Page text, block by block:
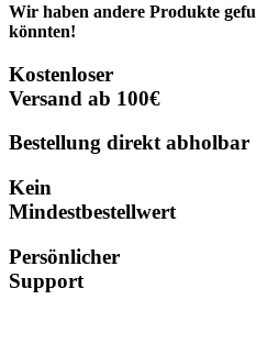
Wir haben andere Produkte
könnten!
Kostenloser
Versand ab 100€
Bestellung direkt abholbar
Kein
Mindestbestellwert
Persönlicher
Support